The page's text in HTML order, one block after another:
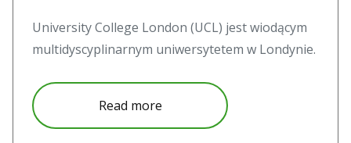
University College London (UCL) jest wiodącym
multidyscyplinarnym uniwersytetem w Londynie.
Read moreabout Vivitek NovoPro to